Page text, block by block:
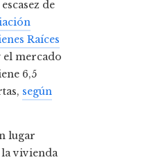
de
Raíces
el mercado
6,5
según
lugar
vivienda